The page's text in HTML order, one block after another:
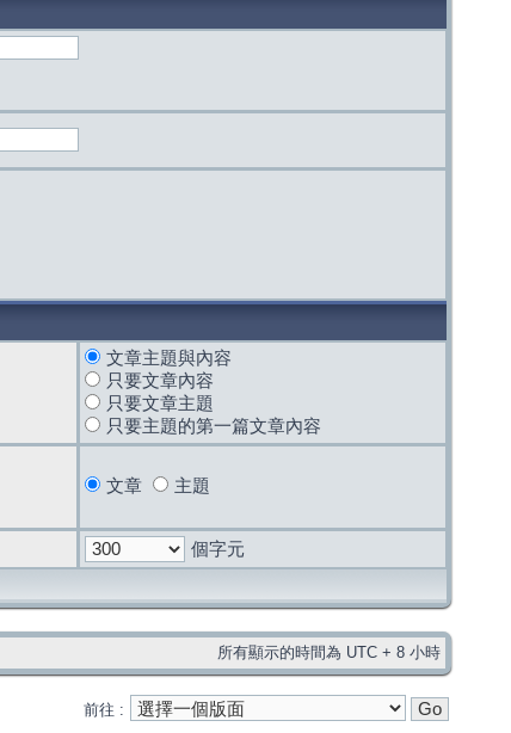
文章主題與內容
只要文章內容
只要文章主題
只要主題的第一篇文章內容
文章 主題
個字元
所有顯示的時間為 UTC + 8 小時
前往 :